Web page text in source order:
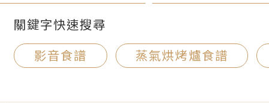
關鍵字快速搜尋
影音食譜
蒸氣烘烤爐食譜